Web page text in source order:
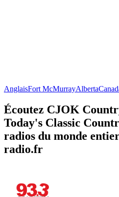
AnglaisFort McMurrayAlberta
Écoutez CJOK
Today's Classic
radios du monde
radio.fr